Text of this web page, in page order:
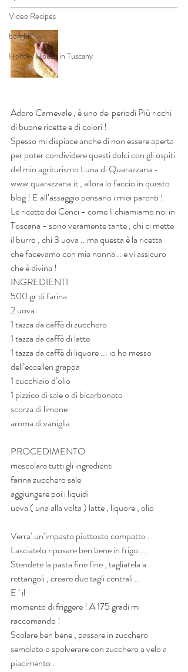
Video Recipes
borghi
Holiday House in Tuscany
Adoro Carnevale , è uno dei periodi Più ricchi
di buone ricette e di colori !
Spesso mi dispiace anche di non essere aperta
per poter condividere questi dolci con gli ospiti
del mio agriturismo Luna di Quarazzana -
www.quarazzana.it , allora lo faccio in questo
blog ! E all’assaggio pensano i miei parenti !
Le ricette dei Cenci - come li chiamiamo noi in
Toscana - sono veramente tante , chi ci mette
il burro , chi 3 uova .. ma questa è la ricetta
che facevamo con mia nonna .. e vi assicuro
che è divina !
INGREDIENTI
500 gr di farina
2 uova
1 tazza da caffè di zucchero
1 tazza da caffè di latte
1 tazza da caffè di liquore ... io ho messo
dell’eccellen grappa
1 cucchiaio d’olio
1 pizzico di sale o di bicarbonato
scorza di limone
aroma di vaniglia
PROCEDIMENTO
mescolare tutti gli ingredienti
farina zucchero sale
aggiungere poi i liquidi
uova ( una alla volta ) latte , liquore , olio
Verra‘ un‘impasto piuttosto compatto .
Lasciatelo riposare ben bene in frigo ...
Stendete la pasta fine fine , tagliatela a
rettangoli , creare due tagli centrali ..
E ‘ il
momento di friggere ! A 175 gradi mi
raccomando !
Scolare ben bene , passare in zucchero
semolato o spolverare con zucchero a velo a
piacimento .